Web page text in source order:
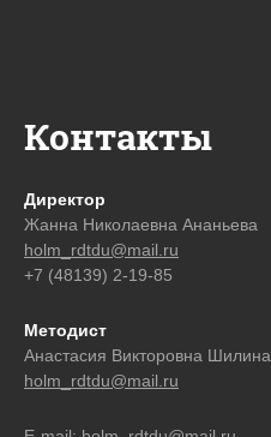
Контакты
Директор
Жанна Николаевна Ананьева
holm_rdtdu@mail.ru
+7 (48139) 2-19-85
Методист
Анастасия Викторовна Шилина
holm_rdtdu@mail.ru